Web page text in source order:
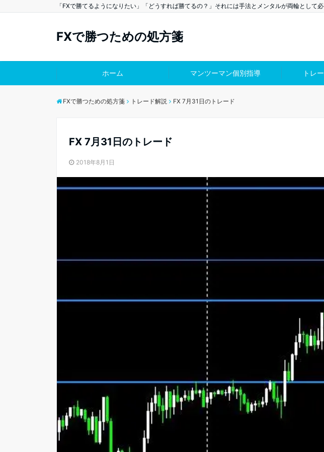
「FXで勝てるようになりたい」「どうすれば勝てるの？」それには手法とメンタルが両輪として
FXで勝つための処方箋
ホーム マンツーマン個別指導 トレ
FXで勝つための処方箋 トレード解説 FX 7月31日のトレード
FX 7月31日のトレード
2018年8月1日